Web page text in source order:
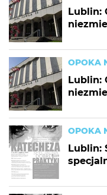
Lublin:
OPOKA
Lublin:
OPOKA
Lublin: